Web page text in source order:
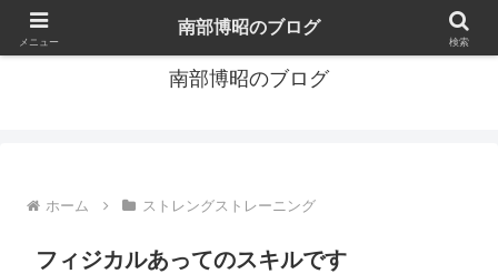
サイクリスト/トライアスリートコーチ
南部博昭のブログ
ホーム ストレングストレーニング
フィジカルあってのスキルです
メニュー
南部博昭のブログ
検索